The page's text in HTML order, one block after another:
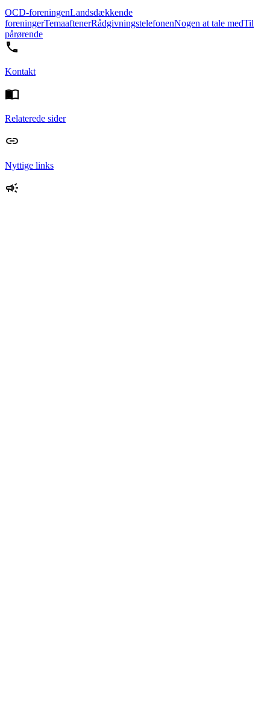
OCD-foreningenLandsdækkende
foreningerTemaaftenerRådgivningstelefonenNogen at tale medTil
pårørende
Kontakt
Relaterede sider
Nyttige links